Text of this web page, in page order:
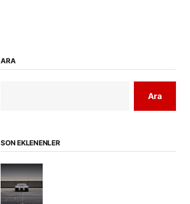
ARA
Ara
SON EKLENENLER